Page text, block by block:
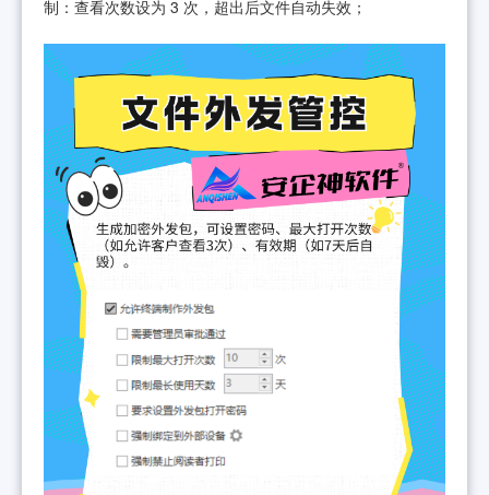
制：查看次数设为 3 次，超出后文件自动失效；